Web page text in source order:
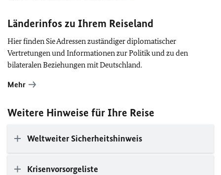
Länderinfos zu Ihrem Reiseland
Hier finden Sie Adressen zuständiger diplomatischer
Vertretungen und Informationen zur Politik und zu den
bilateralen Beziehungen mit Deutschland.
Mehr
Weitere Hinweise für Ihre Reise
Weltweiter Sicherheitshinweis
Krisenvorsorgeliste